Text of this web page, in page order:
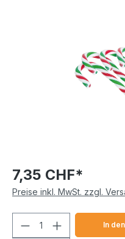
7,35 CHF*
Preise inkl. MwSt. zzgl.
Produkt In